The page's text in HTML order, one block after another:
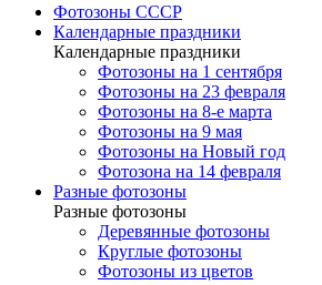
Фотозоны СССР
Календарные праздники
Календарные праздники
Фотозоны на 1 сентября
Фотозоны на 23 февраля
Фотозоны на 8-е марта
Фотозоны на 9 мая
Фотозоны на Новый год
Фотозона на 14 февраля
Разные фотозоны
Разные фотозоны
Деревянные фотозоны
Круглые фотозоны
Фотозоны из цветов